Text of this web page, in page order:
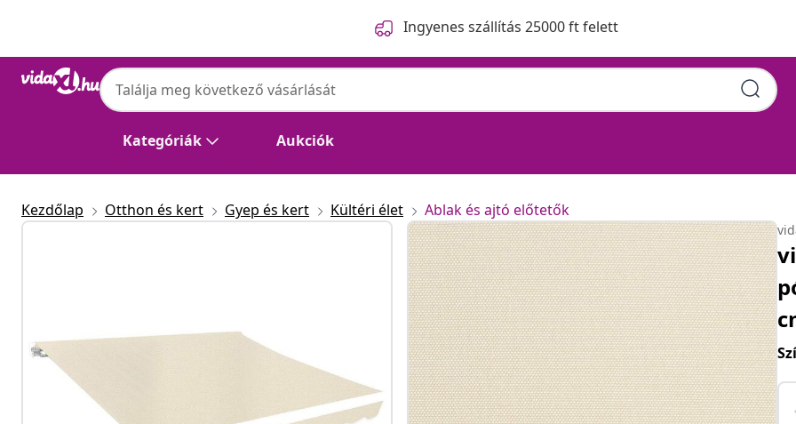
Ingyenes szállítás 25000 ft felett
Kategóriák Aukciók
Kezdőlap Otthon és kert Gyep és kert Kültéri élet Ablak és ajtó előtetők